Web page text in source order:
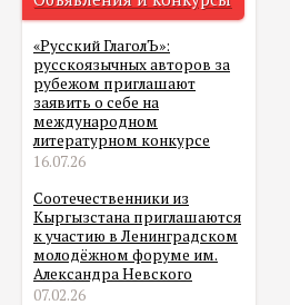
«Русский ГлаголЪ»:
русскоязычных авторов за
рубежом приглашают
заявить о себе на
международном
литературном конкурсе
16.07.26
Соотечественники из
Кыргызстана приглашаются
к участию в Ленинградском
молодёжном форуме им.
Александра Невского
07.02.26